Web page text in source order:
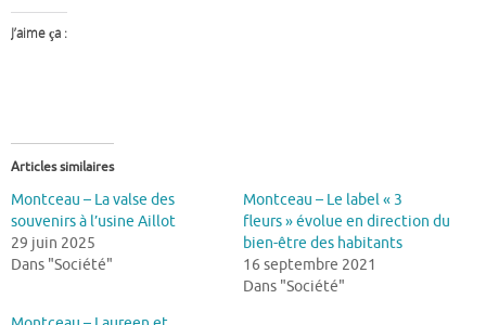
J’aime ça :
Articles similaires
Montceau – La valse des
souvenirs à l’usine Aillot
29 juin 2025
Dans "Société"
Montceau – Le label « 3
fleurs » évolue en direction du
bien-être des habitants
16 septembre 2021
Dans "Société"